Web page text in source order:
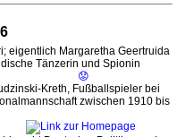
eigentlich Margaretha Geertruida
Tänzerin und Spionin
😟
Kreth, Fußballspieler bei
zwischen 1910 bis